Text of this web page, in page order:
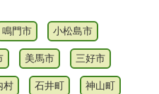
鳴門市 小松島市
美馬市 三好市
村 石井町 神山町